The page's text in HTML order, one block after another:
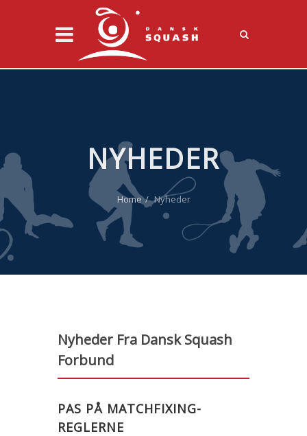
NYHEDER
Home Nyheder
Nyheder Fra Dansk Squash
Forbund
PAS PÅ MATCHFIXING-
REGLERNE